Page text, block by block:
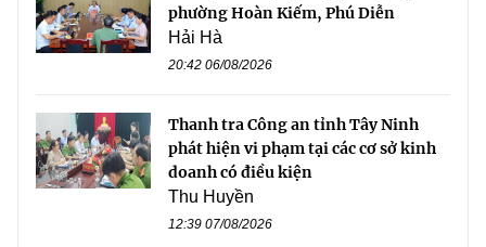
phường Hoàn Kiếm, Phú Diễn
Hải Hà
20:42 06/08/2026
Thanh tra Công an tỉnh Tây Ninh
phát hiện vi phạm tại các cơ sở kinh
doanh có điều kiện
Thu Huyền
12:39 07/08/2026